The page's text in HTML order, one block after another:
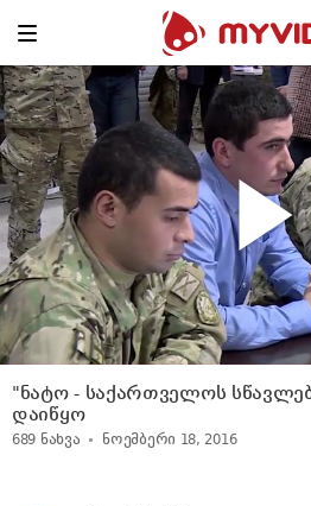
Toggle
"ნატო - საქართველოს
დაიწყო
689 ნახვა ნოემბერი 18, 2016